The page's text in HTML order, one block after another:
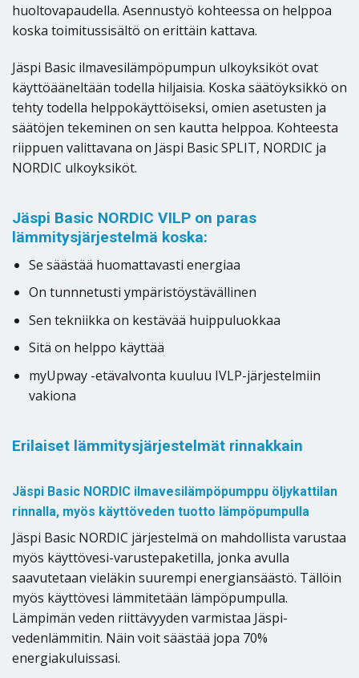
huoltovapaudella. Asennustyö kohteessa on helppoa
koska toimitussisältö on erittäin kattava.
Jäspi Basic ilmavesilämpöpumpun ulkoyksiköt ovat
käyttöääneltään todella hiljaisia. Koska säätöyksikkö on
tehty todella helppokäyttöiseksi, omien asetusten ja
säätöjen tekeminen on sen kautta helppoa. Kohteesta
riippuen valittavana on Jäspi Basic SPLIT, NORDIC ja
NORDIC ulkoyksiköt.
Jäspi Basic NORDIC VILP on paras
lämmitysjärjestelmä koska:
Se säästää huomattavasti energiaa
On tunnnetusti ympäristöystävällinen
Sen tekniikka on kestävää huippuluokkaa
Sitä on helppo käyttää
myUpway -etävalvonta kuuluu IVLP-järjestelmiin
vakiona
Erilaiset lämmitysjärjestelmät rinnakkain
Jäspi Basic NORDIC ilmavesilämpöpumppu öljykattilan
rinnalla, myös käyttöveden tuotto lämpöpumpulla
Jäspi Basic NORDIC järjestelmä on mahdollista varustaa
myös käyttövesi-varustepaketilla, jonka avulla
saavutetaan vieläkin suurempi energiansäästö. Tällöin
myös käyttövesi lämmitetään lämpöpumpulla.
Lämpimän veden riittävyyden varmistaa Jäspi-
vedenlämmitin. Näin voit säästää jopa 70%
energiakuluissasi.